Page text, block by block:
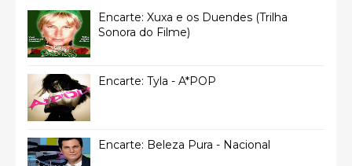
Encarte: Xuxa e os Duendes (Trilha
Sonora do Filme)
Encarte: Tyla - A*POP
Encarte: Beleza Pura - Nacional